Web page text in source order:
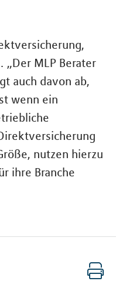
„Der MLP Berater
auch davon ab,
wenn ein
nutzen hierzu
ihre Branche